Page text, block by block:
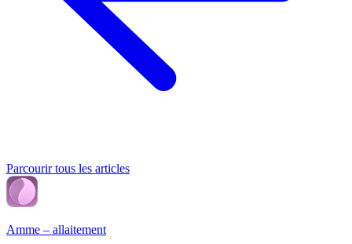
Parcourir tous les articles
Amme – allaitement